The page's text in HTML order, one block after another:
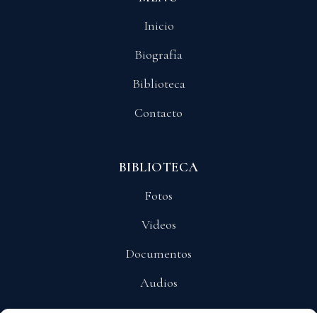
Inicio
Biografía
Biblioteca
Contacto
BIBLIOTECA
Fotos
Videos
Documentos
Audios